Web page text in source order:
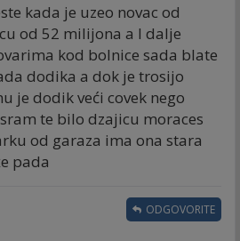
kada je uzeo novac od
od 52 milijona a I dalje
kod bolnice sada blate
dodika a dok je trosijo
je dodik veći covek nego
te bilo dzajicu moraces
od garaza ima ona stara
pada
ODGOVORITE